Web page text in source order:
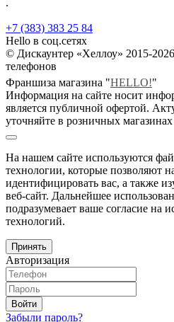
+7 (383) 383 25 84
Hello в соц.сетях
© Дискаунтер «Хеллоу» 2015-
телефонов
Франшиза магазина "HELLO!"
Информация на сайте носит
является публичной офертой.
уточняйте в розничных магазинах
На нашем сайте используются
технологии, которые позволяют
идентифицировать вас, а также
веб-сайт. Дальнейшее
подразумевает ваше согласие на
технологий.
Принять
Авторизация
Войти
Забыли пароль?